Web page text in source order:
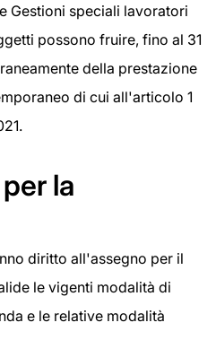
Gestioni speciali lavoratori
possono fruire, fino al 31
della prestazione
di cui all'articolo 1
la
diritto all'assegno per il
le vigenti modalità di
e le relative modalità